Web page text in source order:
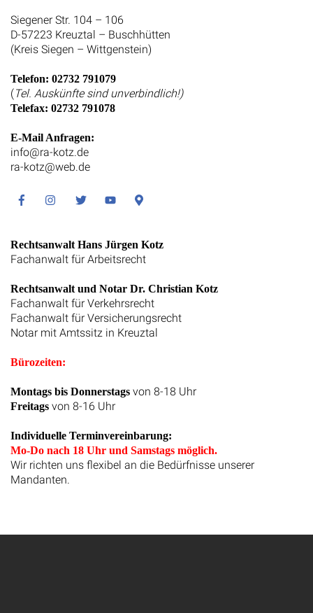
Siegener Str. 104 – 106
D-57223 Kreuztal – Buschhütten
(Kreis Siegen – Wittgenstein)
Telefon: 02732 791079
(Tel. Auskünfte sind unverbindlich!)
Telefax: 02732 791078
E-Mail Anfragen:
info@ra-kotz.de
ra-kotz@web.de
FacebookInstagramTwitter YoutubeGoogle
Rechtsanwalt Hans Jürgen Kotz
Fachanwalt für Arbeitsrecht
Rechtsanwalt und Notar Dr. Christian Kotz
Fachanwalt für Verkehrsrecht
Fachanwalt für Versicherungsrecht
Notar mit Amtssitz in Kreuztal
Bürozeiten:
Montags bis Donnerstags von 8-18 Uhr
Freitags von 8-16 Uhr
Individuelle Terminvereinbarung:
Mo-Do nach 18 Uhr und Samstags möglich.
Wir richten uns flexibel an die Bedürfnisse unserer
Mandanten.